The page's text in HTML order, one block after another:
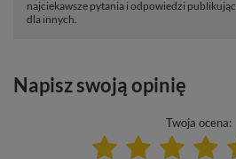
najciekawsze pytania i odpowiedzi publikując
dla innych.
Napisz swoją opinię
Twoja ocena: